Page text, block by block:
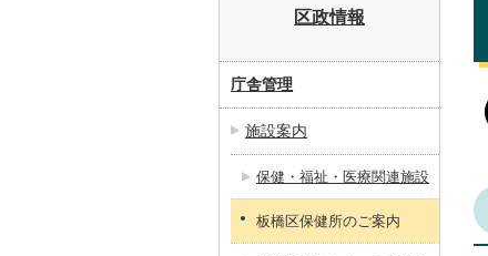
区政情報
庁舎管理
施設案内
保健・福祉・医療関連施設
板橋区保健所のご案内